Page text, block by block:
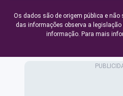
Os dados são de origem pública e
das informações observa a
informação. Para mais